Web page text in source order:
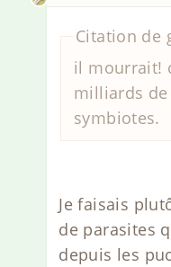
Citation de
il mourrait!
milliards
symbiotes.
Je faisais
de parasites
depuis les